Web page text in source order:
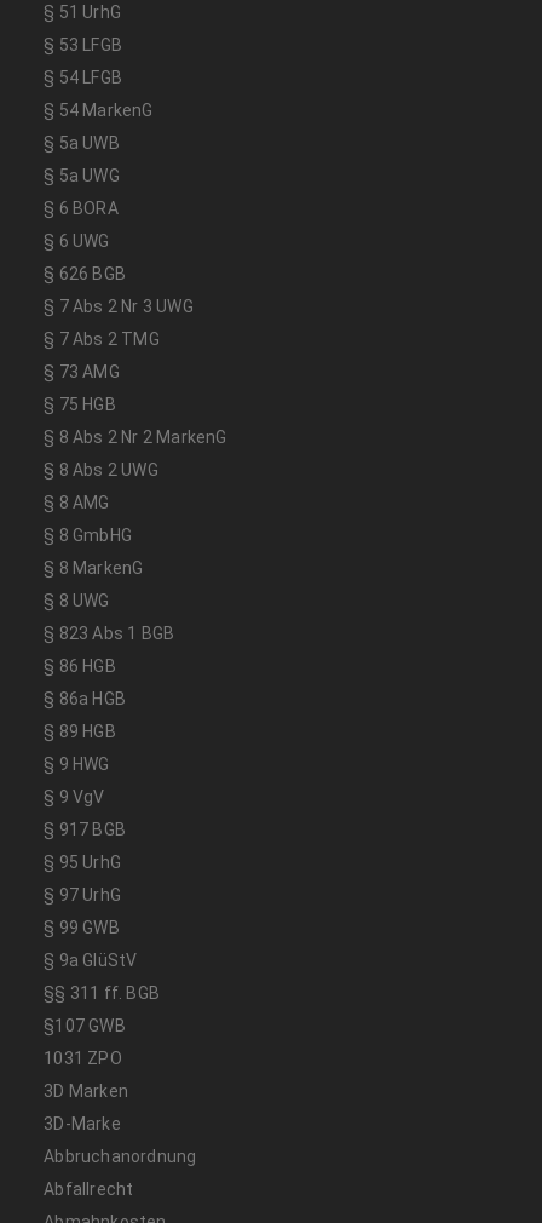
§ 51 UrhG
§ 53 LFGB
§ 54 LFGB
§ 54 MarkenG
§ 5a UWB
§ 5a UWG
§ 6 BORA
§ 6 UWG
§ 626 BGB
§ 7 Abs 2 Nr 3 UWG
§ 7 Abs 2 TMG
§ 73 AMG
§ 75 HGB
§ 8 Abs 2 Nr 2 MarkenG
§ 8 Abs 2 UWG
§ 8 AMG
§ 8 GmbHG
§ 8 MarkenG
§ 8 UWG
§ 823 Abs 1 BGB
§ 86 HGB
§ 86a HGB
§ 89 HGB
§ 9 HWG
§ 9 VgV
§ 917 BGB
§ 95 UrhG
§ 97 UrhG
§ 99 GWB
§ 9a GlüStV
§§ 311 ff. BGB
§107 GWB
1031 ZPO
3D Marken
3D-Marke
Abbruchanordnung
Abfallrecht